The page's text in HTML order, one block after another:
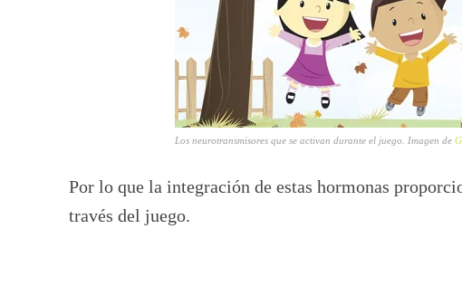
Los neurotransmisores que se activan durante el juego. Imagen de
Por lo que la integración de estas hormonas
través del juego.